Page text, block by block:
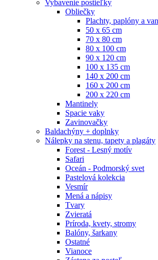
Vybavenie postieľky
Obliečky
Plachty, paplóny a
50 x 65 cm
70 x 80 cm
80 x 100 cm
90 x 120 cm
100 x 135 cm
140 x 200 cm
160 x 200 cm
200 x 220 cm
Mantinely
Spacie vaky
Zavinovačky
Baldachýny + doplnky
Nálepky na stenu, tapety a plagáty
Forest - Lesný motív
Safari
Oceán - Podmorský svet
Pastelová kolekcia
Vesmír
Mená a nápisy
Tvary
Zvieratá
Príroda, kvety, stromy
Balóny, šarkany
Ostatné
Vianoce